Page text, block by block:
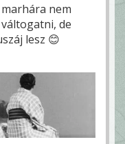
nem
de
lesz 😊